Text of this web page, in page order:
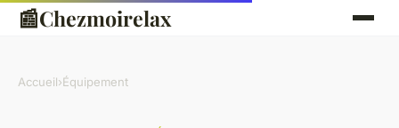
📰Chezmoirelax
Accueil›Équipement